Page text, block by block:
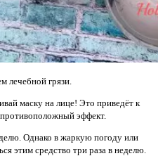
лечебной грязи.
маску на лице! Это приведёт к
эффект.
Однако в жаркую погоду или
этим средство три раза в неделю.